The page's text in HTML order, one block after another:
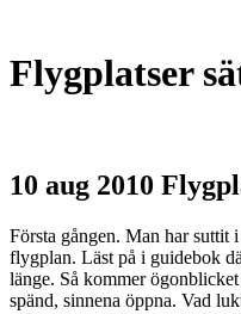
Flygplatser
10 aug 2010
Första gången. Man har suttit
flygplan. Läst på i guidebok
länge. Så kommer
spänd, sinnena öppna. Vad